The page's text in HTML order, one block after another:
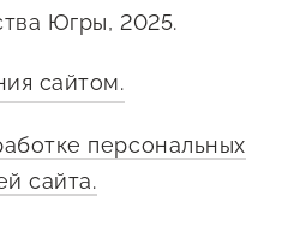
Югры, 2025.
сайтом.
персональных
сайта.